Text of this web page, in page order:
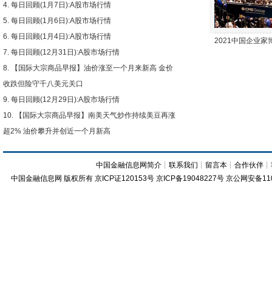
每日回顾(1月7日):A股市场行情
每日回顾(1月6日):A股市场行情
每日回顾(1月4日):A股市场行情
每日回顾(12月31日):A股市场行情
【国际大宗商品早报】油价涨至一个月来新高 金价
收跌但险守千八美元关口
每日回顾(12月29日):A股市场行情
【国际大宗商品早报】南美天气炒作持续美豆再涨
超2% 油价攀升并创近一个月新高
2021中国企业家
中国金融信息网简介 ┊联系我们 ┊ 留言本 ┊合作伙伴 ┊
中国金融信息网 版权所有 京ICP证120153号 京ICP备19048227号 京公网安备